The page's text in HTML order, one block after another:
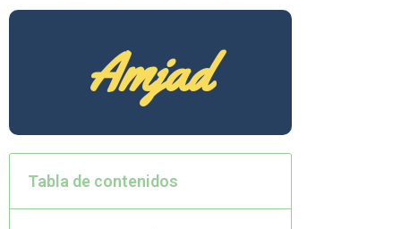
Amjad
Tabla de contenidos